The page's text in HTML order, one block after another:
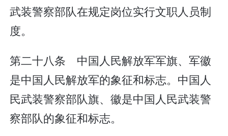
武装警察部队在规定岗位实行文职人员制
度。
第二十八条 中国人民解放军军旗、军徽
是中国人民解放军的象征和标志。中国人
民武装警察部队旗、徽是中国人民武装警
察部队的象征和标志。